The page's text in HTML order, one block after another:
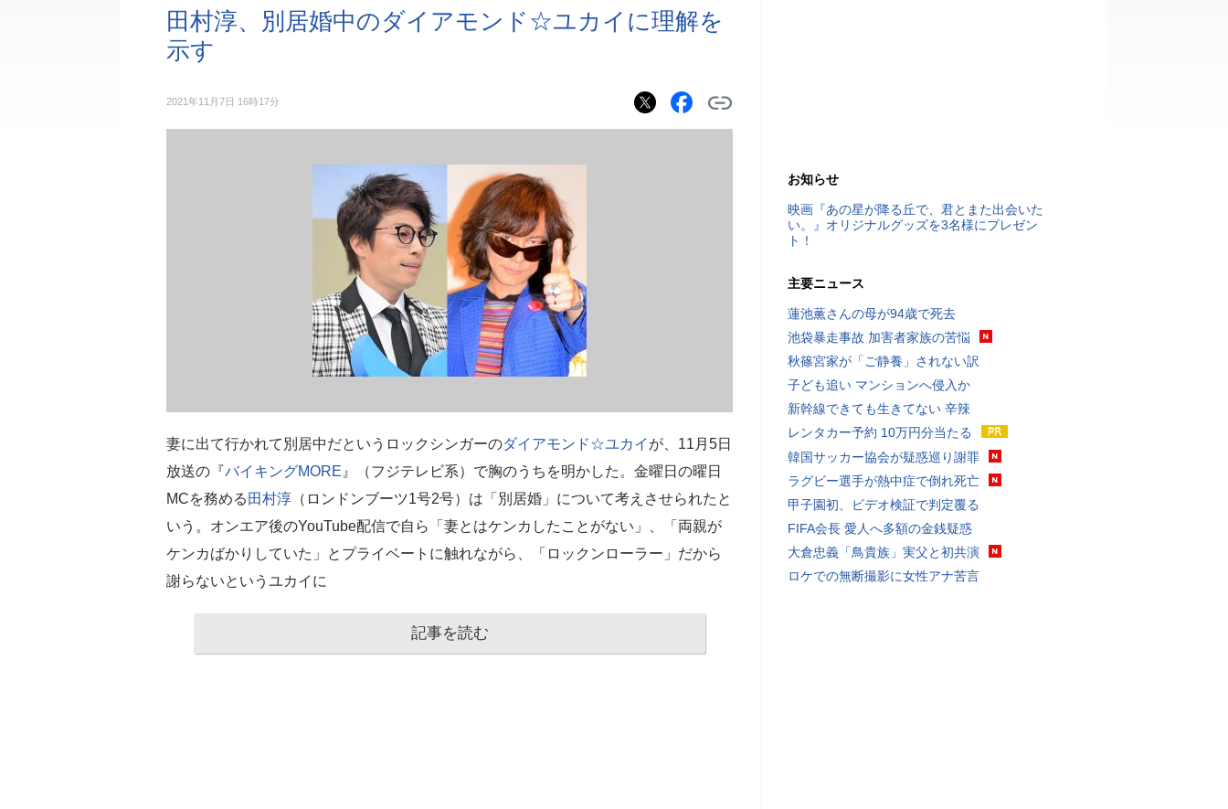
田村淳、別居婚中のダイアモンド☆ユカイに理解を
示す
2021年11月7日 16時17分
妻に出て行かれて別居中だというロックシンガーのダイアモンド☆ユカイ が、11月5日
放送の『バイキングMORE 』（フジテレビ系）で胸のうちを明かした。金曜日の曜日
MCを務める 田村淳 （ロンドンブーツ1号2号）は「別居婚」について考えさせられたと
いう。オンエア後のYouTube配信で自ら「妻とはケンカしたことがない」、「両親が
ケンカばかりしていた」とプライベートに触れながら、「ロックンローラー」だから
謝らないというユカイに
記事を読む
お知らせ
映画『あの星が降る丘で、君とまた出会いた
い。』オリジナルグッズを3名様にプレゼン
ト！
主要ニュース
蓮池薫さんの母が94歳で死去
池袋暴走事故 加害者家族の苦悩
秋篠宮家が「ご静養」されない訳
子ども追い マンションへ侵入か
新幹線できても生きてない 辛辣
レンタカー予約 10万円分当たる
韓国サッカー協会が疑惑巡り謝罪
ラグビー選手が熱中症で倒れ死亡
甲子園初、ビデオ検証で判定覆る
FIFA会長 愛人へ多額の金銭疑惑
大倉忠義「鳥貴族」実父と初共演
ロケでの無断撮影に女性アナ苦言